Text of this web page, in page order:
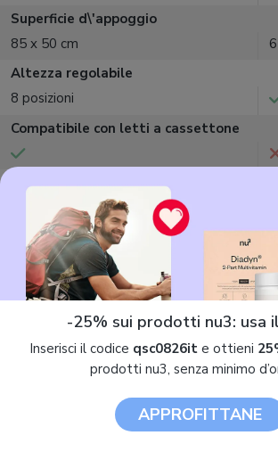
Superficie d\'appoggio
85 x 50 cm
Altezza regolabile
8 posizioni
Compatibile con letti a cassettone
Funzione dondolo
Piano inclinabile
Pieghevole
Accessori inclusi
Materassino, asta porta giostrina
-25% sui prodotti nu3: usa
Inserisci il codice qsc0826ite ottieni
prodotti nu3, senza minimo
APPROFITTANE